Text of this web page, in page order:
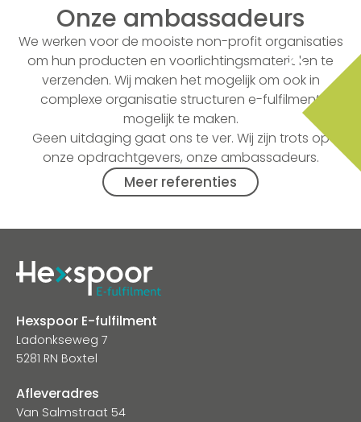
Onze ambassadeurs
We werken voor de mooiste non-profit organisaties
om hun producten en voorlichtingsmaterialen te
verzenden. Wij maken het mogelijk om ook in
complexe organisatie structuren e-fulfilment
mogelijk te maken.
Geen uitdaging gaat ons te ver. Wij zijn trots op
onze opdrachtgevers, onze ambassadeurs.
Meer referenties
Hexspoor E-fulfilment
Ladonkseweg 7
5281 RN Boxtel
Afleveradres
Van Salmstraat 54